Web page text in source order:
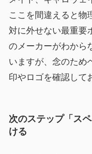
ここを間違えると物
対に外せない最重要
のメーカーがわから
いますが、念のため
印やロゴを確認して
次のステップ「ス
ける